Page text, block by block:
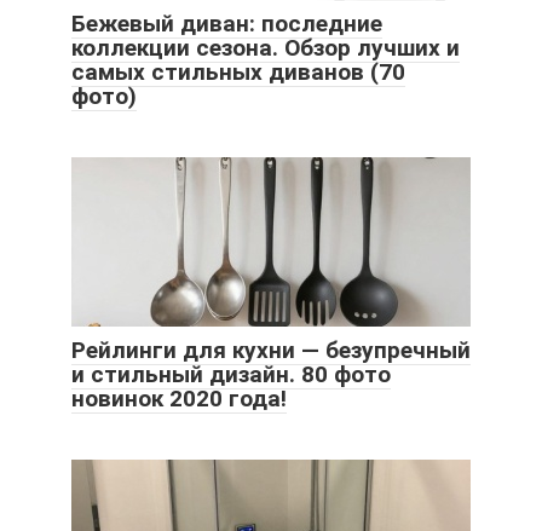
Бежевый диван: последние
коллекции сезона. Обзор лучших и
самых стильных диванов (70
фото)
Рейлинги для кухни — безупречный
и стильный дизайн. 80 фото
новинок 2020 года!